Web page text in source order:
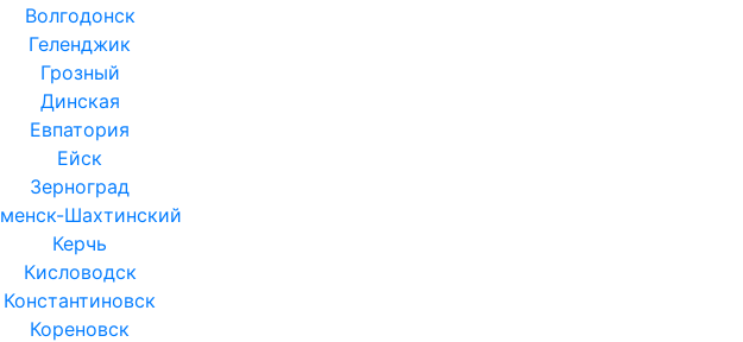
Волгодонск
Геленджик
Грозный
Динская
Евпатория
Ейск
Зерноград
Шахтинский
Керчь
Кисловодск
Константиновск
Кореновск